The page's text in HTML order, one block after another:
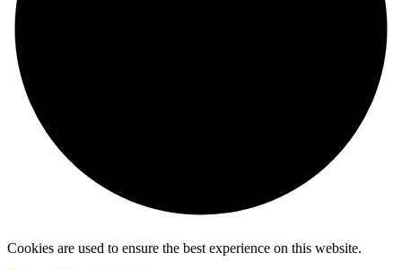
Cookies are used to ensure the best experience on this website.